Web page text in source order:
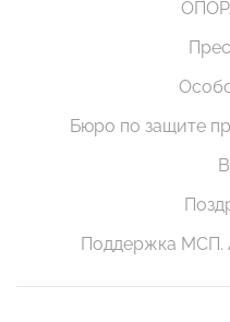
Бюро по защите
Поддержка МСП.